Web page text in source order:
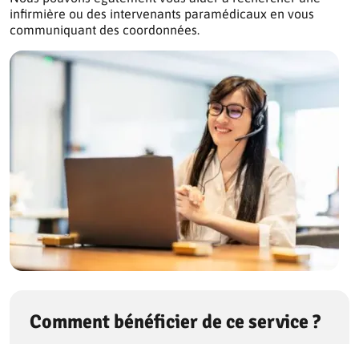
infirmière ou des intervenants paramédicaux en vous
communiquant des coordonnées.
Comment bénéficier de ce service ?